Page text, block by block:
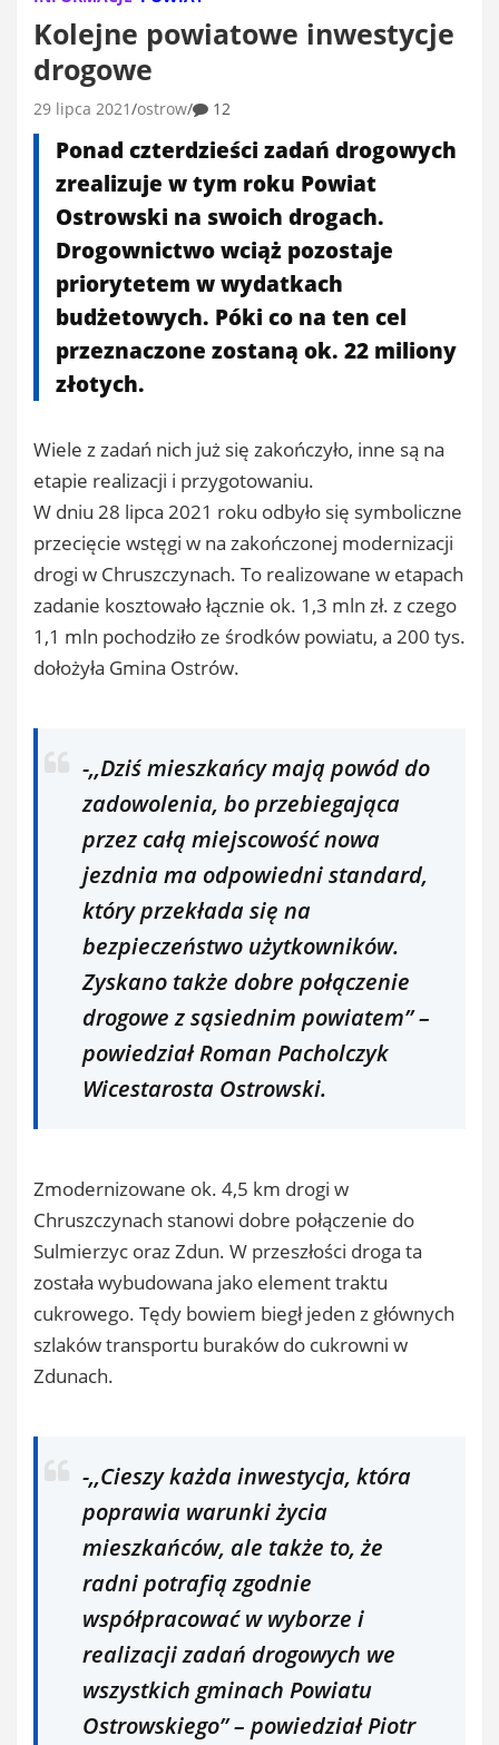
Kolejne powiatowe inwestycje
drogowe
29 lipca 2021 ostrow 12
Ponad czterdzieści zadań drogowych
zrealizuje w tym roku Powiat
Ostrowski na swoich drogach.
Drogownictwo wciąż pozostaje
priorytetem w wydatkach
budżetowych. Póki co na ten cel
przeznaczone zostaną ok. 22 miliony
złotych.
Wiele z zadań nich już się zakończyło, inne są na
etapie realizacji i przygotowaniu.
W dniu 28 lipca 2021 roku odbyło się symboliczne
przecięcie wstęgi w na zakończonej modernizacji
drogi w Chruszczynach. To realizowane w etapach
zadanie kosztowało łącznie ok. 1,3 mln zł. z czego
1,1 mln pochodziło ze środków powiatu, a 200 tys.
dołożyła Gmina Ostrów.
-,,Dziś mieszkańcy mają powód do
zadowolenia, bo przebiegająca
przez całą miejscowość nowa
jezdnia ma odpowiedni standard,
który przekłada się na
bezpieczeństwo użytkowników.
Zyskano także dobre połączenie
drogowe z sąsiednim powiatem’’ –
powiedział Roman Pacholczyk
Wicestarosta Ostrowski.
Zmodernizowane ok. 4,5 km drogi w
Chruszczynach stanowi dobre połączenie do
Sulmierzyc oraz Zdun. W przeszłości droga ta
została wybudowana jako element traktu
cukrowego. Tędy bowiem biegł jeden z głównych
szlaków transportu buraków do cukrowni w
Zdunach.
-,,Cieszy każda inwestycja, która
poprawia warunki życia
mieszkańców, ale także to, że
radni potrafią zgodnie
współpracować w wyborze i
realizacji zadań drogowych we
wszystkich gminach Powiatu
Ostrowskiego’’ – powiedział Piotr